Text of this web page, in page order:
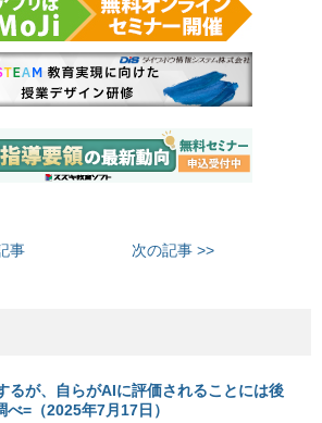
事 次の記事 >>
るが、自らがAIに評価されることには後
=（2025年7月17日）